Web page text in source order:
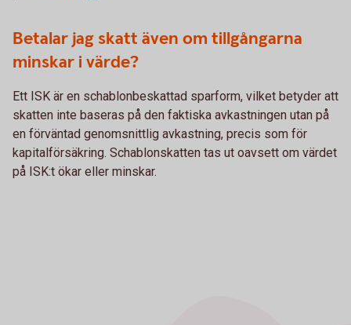
Betalar jag skatt även om tillgångarna
minskar i värde?
Ett ISK är en schablonbeskattad sparform, vilket betyder att
skatten inte baseras på den faktiska avkastningen utan på
en förväntad genomsnittlig avkastning, precis som för
kapitalförsäkring. Schablonskatten tas ut oavsett om värdet
på ISK:t ökar eller minskar.